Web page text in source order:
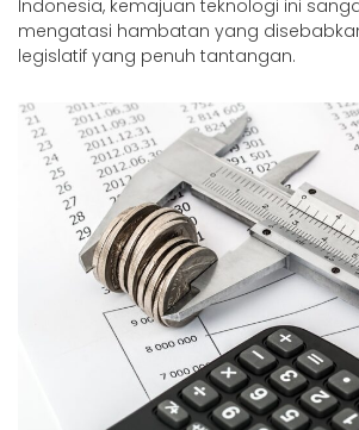
Indonesia, kemajuan teknologi ini
mengatasi hambatan yang
legislatif yang penuh tantangan.